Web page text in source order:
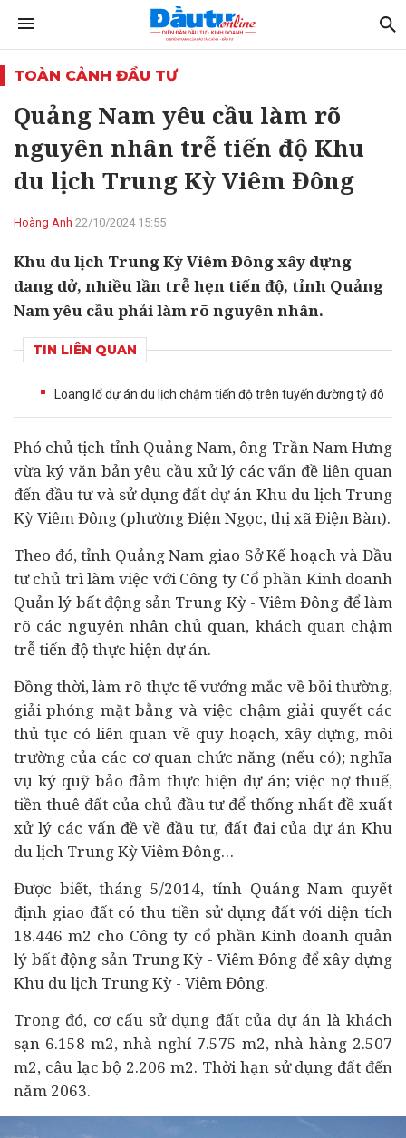
TOÀN CẢNH ĐẦU TƯ
Quảng Nam yêu cầu làm rõ
nguyên nhân trễ tiến độ Khu
du lịch Trung Kỳ Viêm Đông
Hoàng Anh 22/10/2024 15:55
Khu du lịch Trung Kỳ Viêm Đông xây dựng
dang dở, nhiều lần trễ hẹn tiến độ, tỉnh Quảng
Nam yêu cầu phải làm rõ nguyên nhân.
TIN LIÊN QUAN
Loang lổ dự án du lịch chậm tiến độ trên tuyến đường tỷ đô
Phó chủ tịch tỉnh Quảng Nam, ông Trần Nam Hưng
vừa ký văn bản yêu cầu xử lý các vấn đề liên quan
đến đầu tưvà sử dụng đất dự án Khu du lịch Trung
Kỳ Viêm Đông (phường Điện Ngọc, thị xã Điện Bàn).
Theo đó, tỉnh Quảng Nam giao Sở Kế hoạch và Đầu
tư chủ trì làm việc với Công ty Cổ phần Kinh doanh
Quản lý bất động sản Trung Kỳ - Viêm Đông để làm
rõ các nguyên nhân chủ quan, khách quan chậm
trễ tiến độ thực hiện dự án.
Đồng thời, làm rõ thực tế vướng mắc về bồi thường,
giải phóng mặt bằng và việc chậm giải quyết các
thủ tục có liên quan về quy hoạch, xây dựng, môi
trường của các cơ quan chức năng (nếu có); nghĩa
vụ ký quỹ bảo đảm thực hiện dự án; việc nợ thuế,
tiền thuê đất của chủ đầu tư để thống nhất đề xuất
xử lý các vấn đề về đầu tư, đất đai của dự án Khu
du lịch Trung Kỳ Viêm Đông…
Được biết, tháng 5/2014, tỉnh Quảng Nam quyết
định giao đất có thu tiền sử dụng đất với diện tích
18.446 m2 cho Công ty cổ phần Kinh doanh quản
lý bất động sản Trung Kỳ - Viêm Đông để xây dựng
Khu du lịch Trung Kỳ - Viêm Đông.
Trong đó, cơ cấu sử dụng đất của dự án là khách
sạn 6.158 m2, nhà nghỉ 7.575 m2, nhà hàng 2.507
m2, câu lạc bộ 2.206 m2. Thời hạn sử dụng đất đến
năm 2063.